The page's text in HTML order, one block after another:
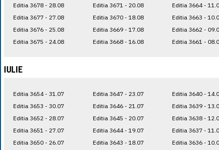
Editia 3678 - 28.08
Editia 3677 - 27.08
Editia 3676 - 25.08
Editia 3675 - 24.08
Editia 3671 - 20.08
Editia 3670 - 18.08
Editia 3669 - 17.08
Editia 3668 - 16.08
Editia 3664 -
Editia 3663 -
Editia 3662 -
Editia 3661 -
IULIE
Editia 3654 - 31.07
Editia 3653 - 30.07
Editia 3652 - 28.07
Editia 3651 - 27.07
Editia 3650 - 26.07
Editia 3647 - 23.07
Editia 3646 - 21.07
Editia 3645 - 20.07
Editia 3644 - 19.07
Editia 3643 - 18.07
Editia 3640 -
Editia 3639 -
Editia 3638 -
Editia 3637 -
Editia 3636 -